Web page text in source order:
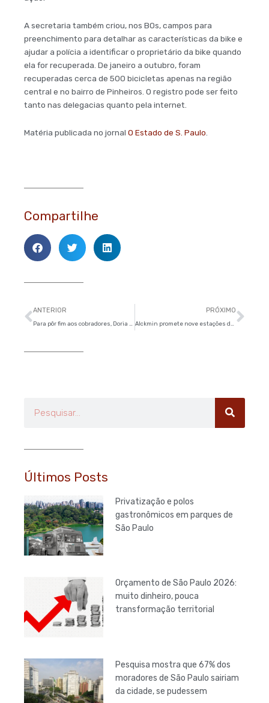
A secretaria também criou, nos BOs, campos para
preenchimento para detalhar as características da bike e
ajudar a polícia a identificar o proprietário da bike quando
ela for recuperada. De janeiro a outubro, foram
recuperadas cerca de 500 bicicletas apenas na região
central e no bairro de Pinheiros. O registro pode ser feito
tanto nas delegacias quanto pela internet.
Matéria publicada no jornal O Estado de S. Paulo
Compartilhe
Anterior
ANTERIOR PRÓXIMO
Últimos Posts
Privatização e polos
gastronômicos em parques de
São Paulo
Orçamento de São Paulo 2026:
muito dinheiro, pouca
transformação territorial
Pesquisa mostra que 67% dos
moradores de São Paulo sairiam
da cidade, se pudessem